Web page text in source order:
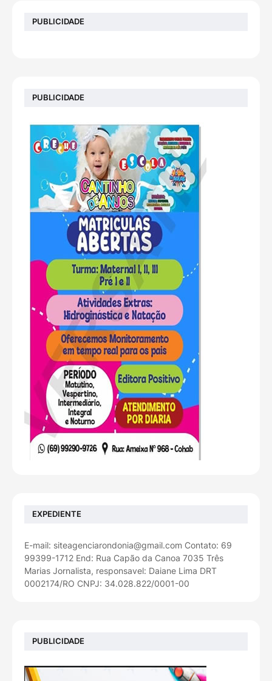
PUBLICIDADE
PUBLICIDADE
EXPEDIENTE
E-mail: siteagenciarondonia@gmail.com Contato: 69
99399-1712 End: Rua Capão da Canoa 7035 Três
Marias Jornalista, responsavel: Daiane Lima DRT
0002174/RO CNPJ: 34.028.822/0001-00
PUBLICIDADE